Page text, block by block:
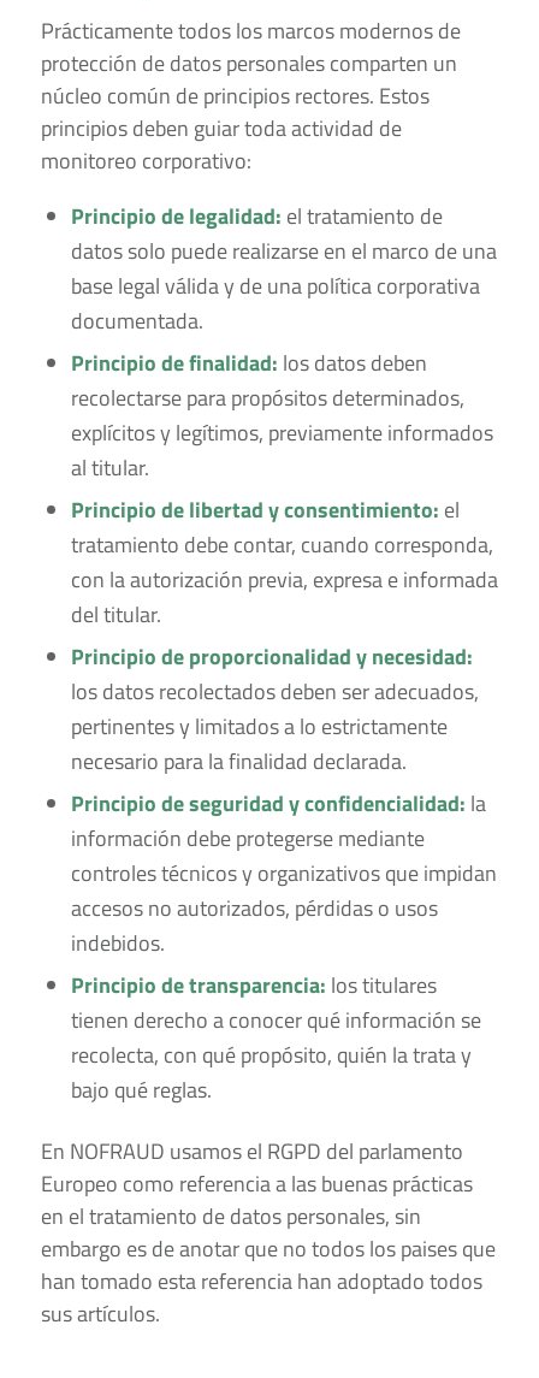
Prácticamente todos los marcos modernos de
protección de datos personales comparten un
núcleo común de principios rectores. Estos
principios deben guiar toda actividad de
monitoreo corporativo:
Principio de legalidad: el tratamiento de
datos solo puede realizarse en el marco de una
base legal válida y de una política corporativa
documentada.
Principio de finalidad: los datos deben
recolectarse para propósitos determinados,
explícitos y legítimos, previamente informados
al titular.
Principio de libertad y consentimiento: el
tratamiento debe contar, cuando corresponda,
con la autorización previa, expresa e informada
del titular.
Principio de proporcionalidad y necesidad:
los datos recolectados deben ser adecuados,
pertinentes y limitados a lo estrictamente
necesario para la finalidad declarada.
Principio de seguridad y confidencialidad: la
información debe protegerse mediante
controles técnicos y organizativos que impidan
accesos no autorizados, pérdidas o usos
indebidos.
Principio de transparencia: los titulares
tienen derecho a conocer qué información se
recolecta, con qué propósito, quién la trata y
bajo qué reglas.
En NOFRAUD usamos el RGPD del parlamento
Europeo como referencia a las buenas prácticas
en el tratamiento de datos personales, sin
embargo es de anotar que no todos los paises que
han tomado esta referencia han adoptado todos
sus artículos.